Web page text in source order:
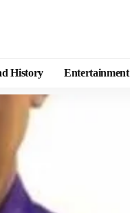
History Entertainment